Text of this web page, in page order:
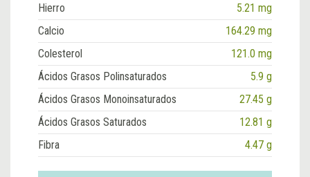
Hierro
5.21 mg
Calcio
164.29 mg
Colesterol
121.0 mg
Ácidos Grasos Polinsaturados
5.9 g
Ácidos Grasos Monoinsaturados
27.45 g
Ácidos Grasos Saturados
12.81 g
Fibra
4.47 g